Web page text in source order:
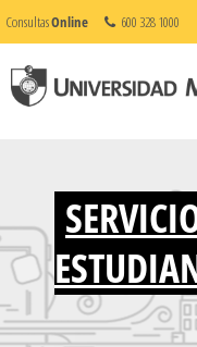
ConsultasOnline 600 328 1000